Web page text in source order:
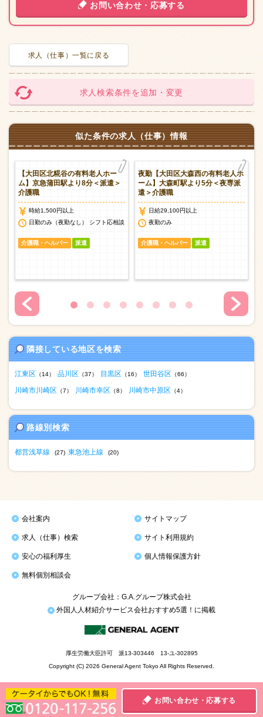
お問い合わせ・応募する
お問い合わせ・応募する
求人（仕事）一覧に戻る
求人検索条件を追加・変更
似た条件の求人（仕事）情報
【大田区北糀谷の有料老人ホー
ム】京急蒲田駅より8分＜派遣＞
介護職
時給1,500円以上
日勤のみ（夜勤なし） シフト応相談
介護職・ヘルパー 派遣
夜勤【大田区大森西の有料老人ホ
ーム】大森町駅より5分＜夜専派
遣＞介護職
日給29,100円以上
夜勤のみ
介護職・ヘルパー 派遣
隣接している地区を検索
江東区 （14） 品川区 （37） 目黒区 （16） 世田谷区 （66）
川崎市川崎区 （7） 川崎市幸区 （8） 川崎市中原区 （4）
路線別検索
都営浅草線 (27) 東急池上線 (20)
会社案内 サイトマップ
求人（仕事）検索 サイト利用規約
安心の福利厚生 個人情報保護方針
無料個別相談会
グループ会社：G.A.グループ株式会社
外国人人材紹介サービス会社おすすめ5選！に掲載
厚生労働大臣許可 派13-303446 13-ユ-302895
Copyright (C) 2026 General Agent Tokyo All Rights Reserved.